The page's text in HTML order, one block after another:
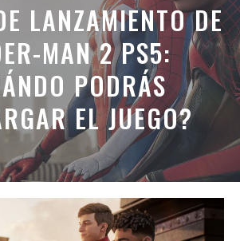
LANZAMIENTO DE
MAN 2 PS5:
PODRÁS
EL JUEGO?